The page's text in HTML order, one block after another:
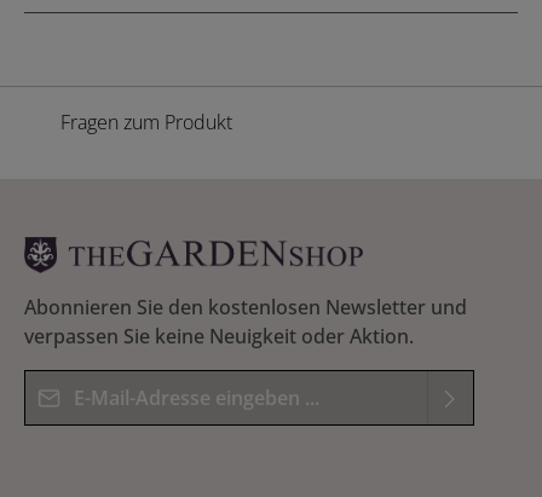
Fragen zum Produkt
Abonnieren Sie den kostenlosen Newsletter und
verpassen Sie keine Neuigkeit oder Aktion.
E-Mail-Adresse*